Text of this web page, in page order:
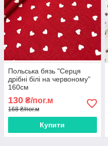
Польська бязь "Серця
дрібні білі на червоному"
160см
130 ₴/пог.м
168 ₴/пог.м
Купити